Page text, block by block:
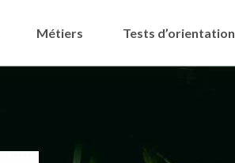
Métiers Tests d’orientation